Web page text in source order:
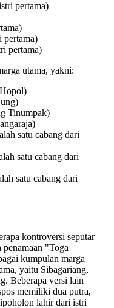
pertama)
pertama)
pertama)
utama, yakni:
Tinumpak)
satu cabang dari
satu cabang dari
satu cabang dari
kontroversi seputar
penamaan "Toga
kumpulan marga
yaitu Sibagariang,
Beberapa versi lain
memiliki dua putra,
lahir dari istri